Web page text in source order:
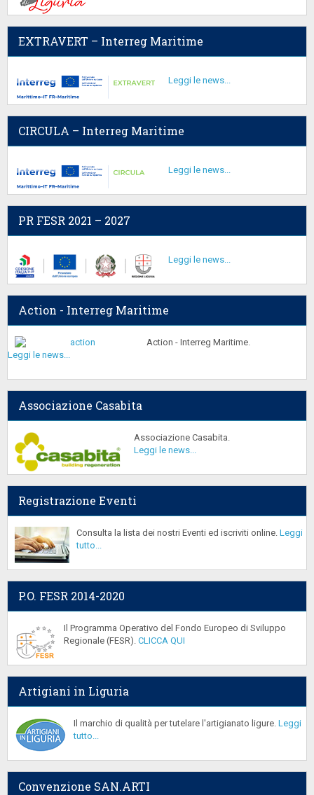
EXTRAVERT – Interreg Maritime
Leggi le news...
CIRCULA – Interreg Maritime
Leggi le news...
PR FESR 2021 – 2027
Leggi le news...
Action - Interreg Maritime
Action - Interreg Maritime.
Leggi le news...
Associazione Casabita
Associazione Casabita.
Leggi le news...
Registrazione Eventi
Consulta la lista dei nostri Eventi ed iscriviti online. Leggi
tutto...
P.O. FESR 2014-2020
Il Programma Operativo del Fondo Europeo di Sviluppo
Regionale (FESR). CLICCA QUI
Artigiani in Liguria
Il marchio di qualità per tutelare l'artigianato ligure. Leggi
tutto...
Convenzione SAN.ARTI